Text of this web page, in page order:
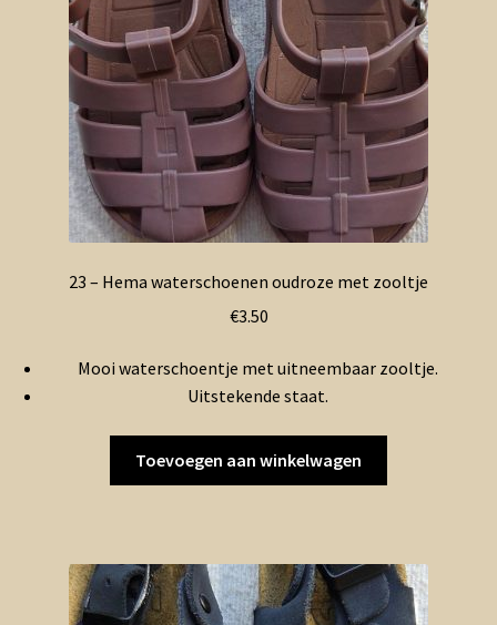
23 – Hema waterschoenen oudroze met zooltje
€3.50
Mooi waterschoentje met uitneembaar zooltje.
Uitstekende staat.
Toevoegen aan winkelwagen